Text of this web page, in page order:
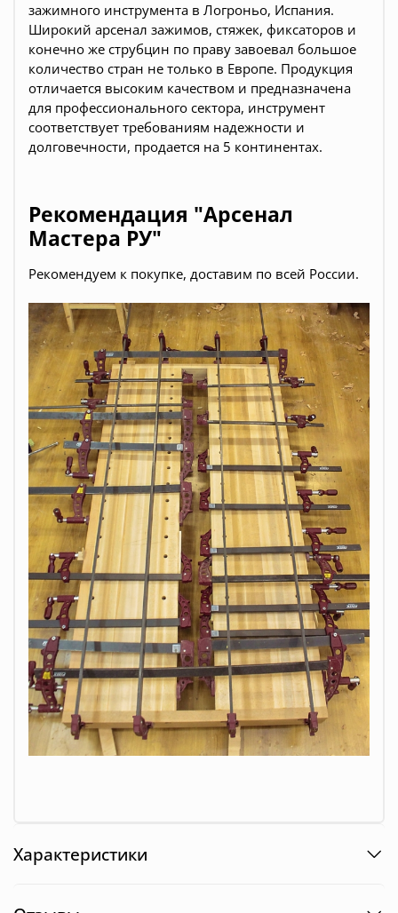
зажимного инструмента в Логроньо, Испания.
Широкий арсенал зажимов, стяжек, фиксаторов и
конечно же струбцин по праву завоевал большое
количество стран не только в Европе. Продукция
отличается высоким качеством и предназначена
для профессионального сектора, инструмент
соответствует требованиям надежности и
долговечности, продается на 5 континентах.
Рекомендация "Арсенал
Мастера РУ"
Рекомендуем к покупке, доставим по всей России.
Характеристики